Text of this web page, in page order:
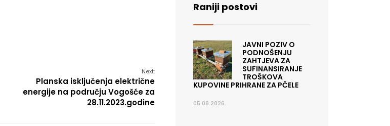
Next:
Planska isključenja električne
energije na području Vogošće za
28.11.2023.godine
Raniji postovi
JAVNI POZIV O
PODNOŠENJU
ZAHTJEVA ZA
SUFINANSIRANJE
TROŠKOVA
KUPOVINE PRIHRANE ZA PČELE
05.08.2026.